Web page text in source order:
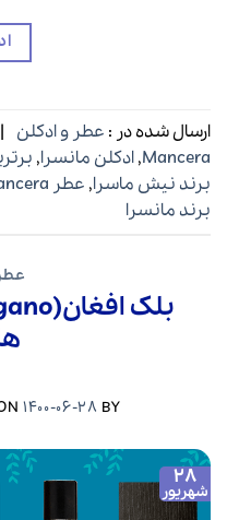
ارسال شده در : عطر و ادکلن |
Mancera
,ادکلن مانسرا,
برند نیش ماسرا, عطر Mancera
برند مانسرا
1400-06-28 BY
28
شهریور